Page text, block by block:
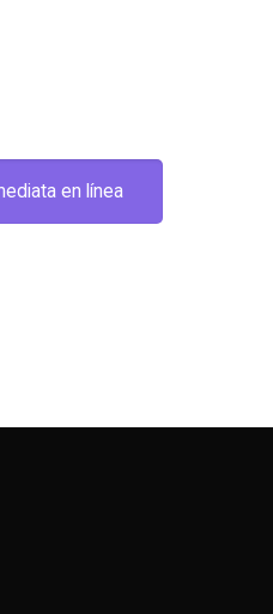
en línea